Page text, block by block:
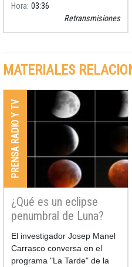
Hora 03:36
Retransmisiones
MATERIALES
PRENSA RADIO Y TV
¿Qué es un eclipse
penumbral de Luna?
El investigador Josep Manel
Carrasco conversa en el
programa "La Tarde" de la